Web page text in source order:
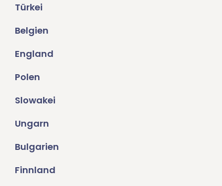
Türkei
Belgien
England
Polen
Slowakei
Ungarn
Bulgarien
Finnland